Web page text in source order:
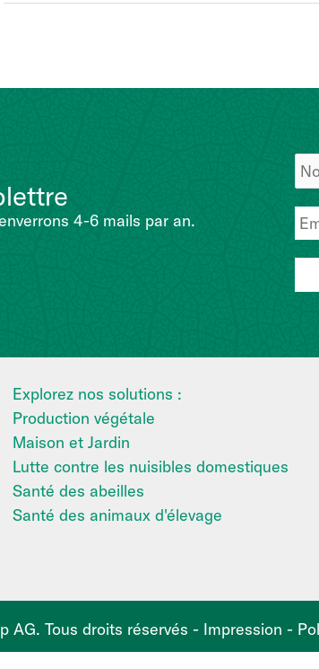
4-6 mails par an.
Explorez nos solutions :
Production végétale
Maison et Jardin
Lutte contre les nuisibles domestiques
Santé des abeilles
Santé des animaux d'élevage
AG. Tous droits réservés - Impression -